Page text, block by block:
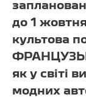
до 1
культова
як у світі
модних